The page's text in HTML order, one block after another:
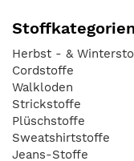
Stoffkategorien
Herbst - &
Cordstoffe
Walkloden
Strickstoffe
Plüschstoffe
Sweatshirtstoffe
Jeans-Stoffe